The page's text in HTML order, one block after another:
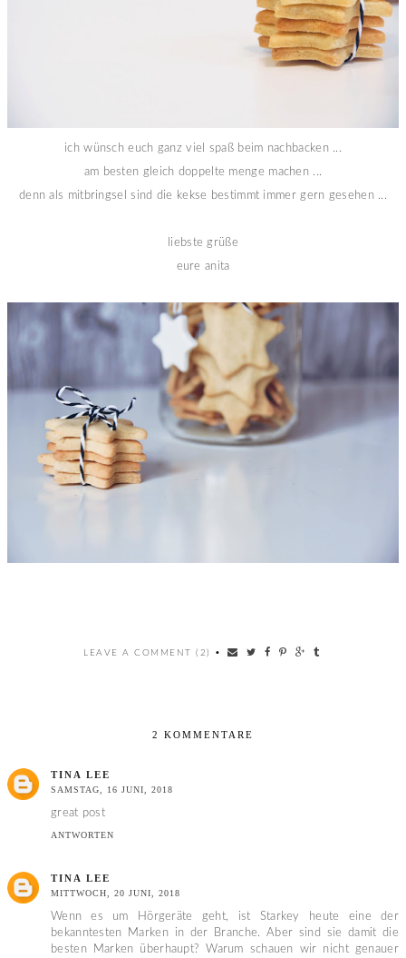
ich wünsch euch ganz viel spaß beim nachbacken ...
am besten gleich doppelte menge machen ...
denn als mitbringsel sind die kekse bestimmt immer gern gesehen ...
liebste grüße
eure anita
LEAVE A COMMENT (2) •
2 KOMMENTARE
TINA LEE
SAMSTAG, 16 JUNI, 2018
great post
ANTWORTEN
TINA LEE
MITTWOCH, 20 JUNI, 2018
Wenn es um Hörgeräte geht, ist Starkey heute eine der
bekanntesten Marken in der Branche. Aber sind sie damit die
besten Marken überhaupt? Warum schauen wir nicht genauer